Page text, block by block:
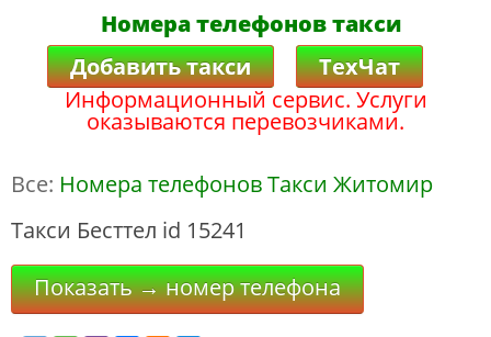
Номера телефонов такси
Добавить такси
ТехЧат
Информационный сервис. Услуги
оказываются перевозчиками.
Все: Номера телефонов Такси Житомир
Такси Бесттел id 15241
Показать → номер телефона